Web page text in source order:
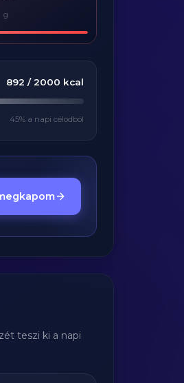
g
892 / 2000 kcal
45% a napi célodból
teszi ki a napi